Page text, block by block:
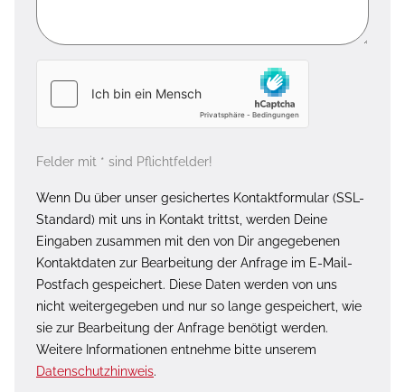
Felder mit * sind Pflichtfelder!
Wenn Du über unser gesichertes Kontaktformular (SSL-
Standard) mit uns in Kontakt trittst, werden Deine
Eingaben zusammen mit den von Dir angegebenen
Kontaktdaten zur Bearbeitung der Anfrage im E-Mail-
Postfach gespeichert. Diese Daten werden von uns
nicht weitergegeben und nur so lange gespeichert, wie
sie zur Bearbeitung der Anfrage benötigt werden.
Weitere Informationen entnehme bitte unserem
Datenschutzhinweis.